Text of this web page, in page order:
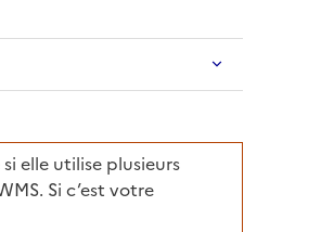
elle utilise plusieurs
Si c’est votre